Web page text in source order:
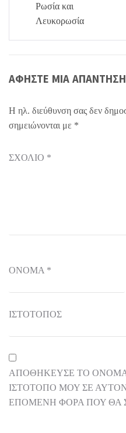
Ρωσία και
Λευκορωσία
ΑΦΉΣΤΕ ΜΙΑ ΑΠΆΝΤΗΣΗ
Η ηλ. διεύθυνση σας δεν
σημειώνονται με *
ΣΧΌΛΙΟ *
ΌΝΟΜΑ *
ΙΣΤΌΤΟΠΟΣ
ΑΠΟΘΉΚΕΥΣΕ ΤΟ ΌΝΟΜΆ
ΙΣΤΌΤΟΠΟ ΜΟΥ ΣΕ
ΕΠΌΜΕΝΗ ΦΟΡΆ ΠΟΥ ΘΑ